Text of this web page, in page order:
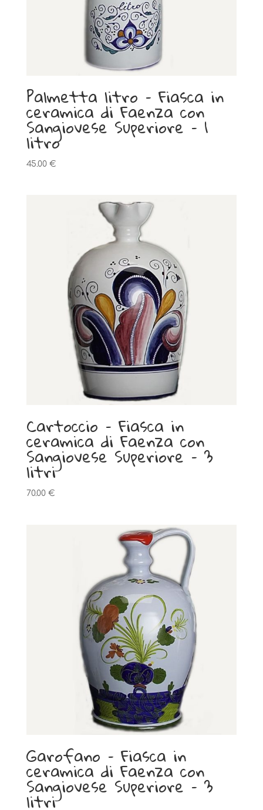
Palmetta litro – Fiasca in
ceramica di Faenza con
Sangiovese Superiore – 1
litro
45.00 €
Cartoccio – Fiasca in
ceramica di Faenza con
Sangiovese Superiore – 3
litri
70.00 €
Garofano – Fiasca in
ceramica di Faenza con
Sangiovese Superiore – 3
litri